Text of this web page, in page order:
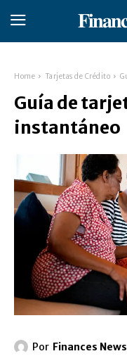
Home Tarjetas de Crédito
Guía de
instantáneo
Por Finances